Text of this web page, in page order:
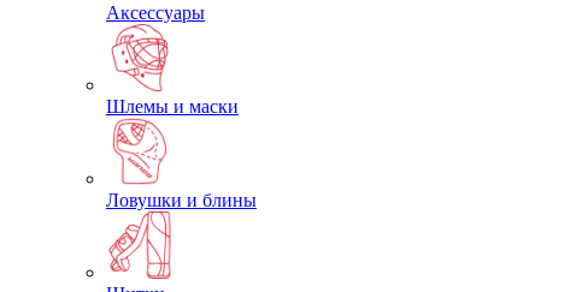
Аксессуары
Шлемы и маски
Ловушки и блины